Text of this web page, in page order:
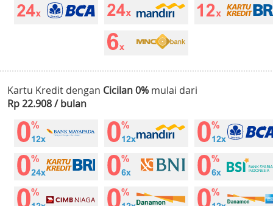
Kartu Kredit dengan Cicilan 0% mulai dari
Rp 22.908 / bulan